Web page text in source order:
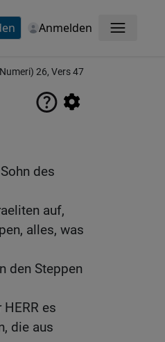
Anmelden Menü
26, Vers 47
des
auf,
alles, was
den Steppen
es
die aus